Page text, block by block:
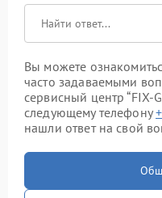
Вы можете
часто задаваемыми
сервисный центр “FIX-
следующему телефону
нашли ответ на свой